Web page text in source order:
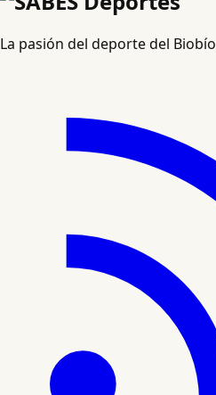
La pasión del deporte del Biobío